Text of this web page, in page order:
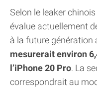
Selon le leaker chinois
évalue actuellement
à la future génération
mesurerait environ
l’iPhone 20 Pro. La
correspondrait au